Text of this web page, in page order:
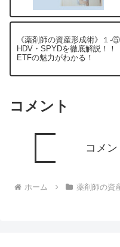
《薬剤師の資産形成術》１
HDV・SPYDを徹底解説！
ETFの魅力がわかる！
コメント
コメ
ホーム 薬剤師の資